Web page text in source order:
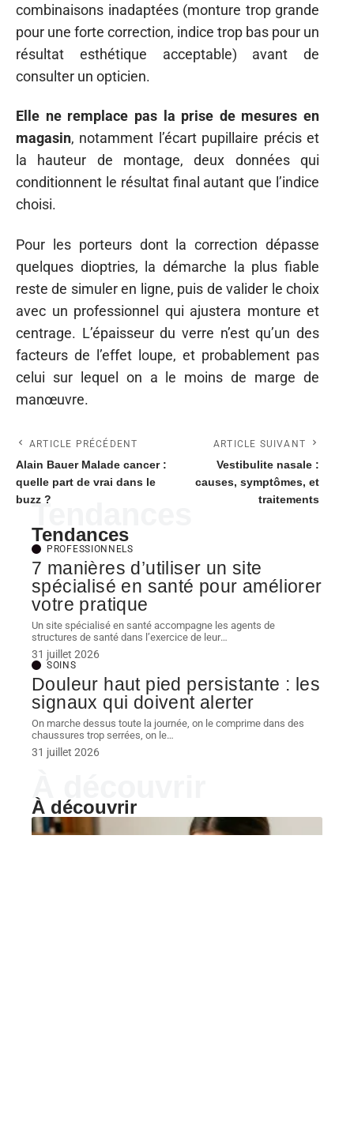
combinaisons inadaptées (monture trop grande
pour une forte correction, indice trop bas pour un
résultat esthétique acceptable) avant de
consulter un opticien.
Elle ne remplace pas la prise de mesures en
magasin, notamment l’écart pupillaire précis et
la hauteur de montage, deux données qui
conditionnent le résultat final autant que l’indice
choisi.
Pour les porteurs dont la correction dépasse
quelques dioptries, la démarche la plus fiable
reste de simuler en ligne, puis de valider le choix
avec un professionnel qui ajustera monture et
centrage. L’épaisseur du verre n’est qu’un des
facteurs de l’effet loupe, et probablement pas
celui sur lequel on a le moins de marge de
manœuvre.
ARTICLE PRÉCÉDENT
Alain Bauer Malade cancer :
quelle part de vrai dans le
buzz ?
ARTICLE SUIVANT
Vestibulite nasale :
causes, symptômes, et
traitements
Tendances
Tendances
PROFESSIONNELS
7 manières d’utiliser un site
spécialisé en santé pour améliorer
votre pratique
Un site spécialisé en santé accompagne les agents de
structures de santé dans l’exercice de leur…
31 juillet 2026
SOINS
Douleur haut pied persistante : les
signaux qui doivent alerter
On marche dessus toute la journée, on le comprime dans des
chaussures trop serrées, on le…
31 juillet 2026
À découvrir